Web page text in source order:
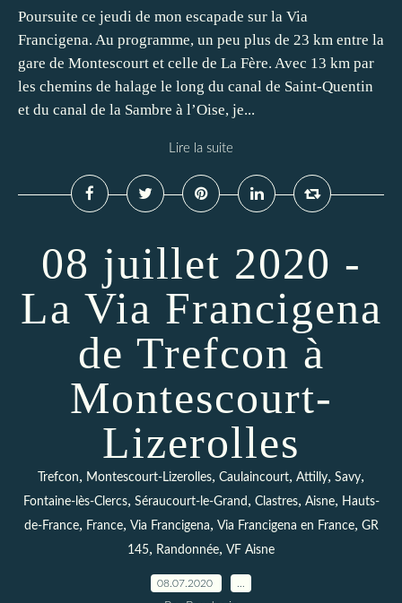
Poursuite ce jeudi de mon escapade sur la Via
Francigena. Au programme, un peu plus de 23 km entre la
gare de Montescourt et celle de La Fère. Avec 13 km par
les chemins de halage le long du canal de Saint-Quentin
et du canal de la Sambre à l’Oise, je...
Lire la suite
08 juillet 2020 -
La Via Francigena
de Trefcon à
Montescourt-
Lizerolles
Trefcon, Montescourt-Lizerolles, Caulaincourt, Attilly, Savy,
Fontaine-lès-Clercs, Séraucourt-le-Grand , Clastres, Aisne, Hauts-
de-France, France, Via Francigena, Via Francigena en France, GR
145, Randonnée, VF Aisne
08.07.2020